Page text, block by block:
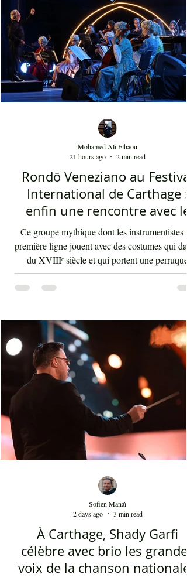
Rondō Veneziano au Festival
International de Carthage :
enfin une rencontre avec le
public tunisien
Ce groupe mythique dont les instrumentistes
première ligne jouent avec des costumes qui
planches du festival de Carthage. Dans les
gradins, dans un temps d'été très humide, les
présents sont le plus souvent des
qui sont venus se rappeler des années 80 et
90 où la culture italienne dominait le paysage
télévisuel tunisien. Conduit par l'énergique
d'orch
Mohamed Ali Elhaou
21 hours ago
2 min read
À Carthage, Shady Garfi
Sofien Manaï
2 days ago
3 min read